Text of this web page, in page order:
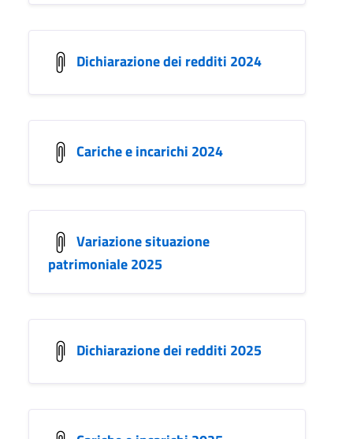
Dichiarazione dei redditi 2024
Cariche e incarichi 2024
Variazione situazione
patrimoniale 2025
Dichiarazione dei redditi 2025